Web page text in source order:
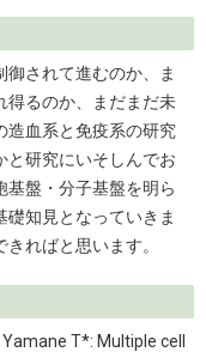
されて進むのか、ま
得るのか、まだまだ未
造血系と免疫系の研究
と研究にいそしんでお
基盤・分子基盤を明ら
知見となっていきま
ればと思います。
T*: Multiple cell